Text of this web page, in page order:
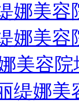
娜美容
娜美容
美容
缇娜